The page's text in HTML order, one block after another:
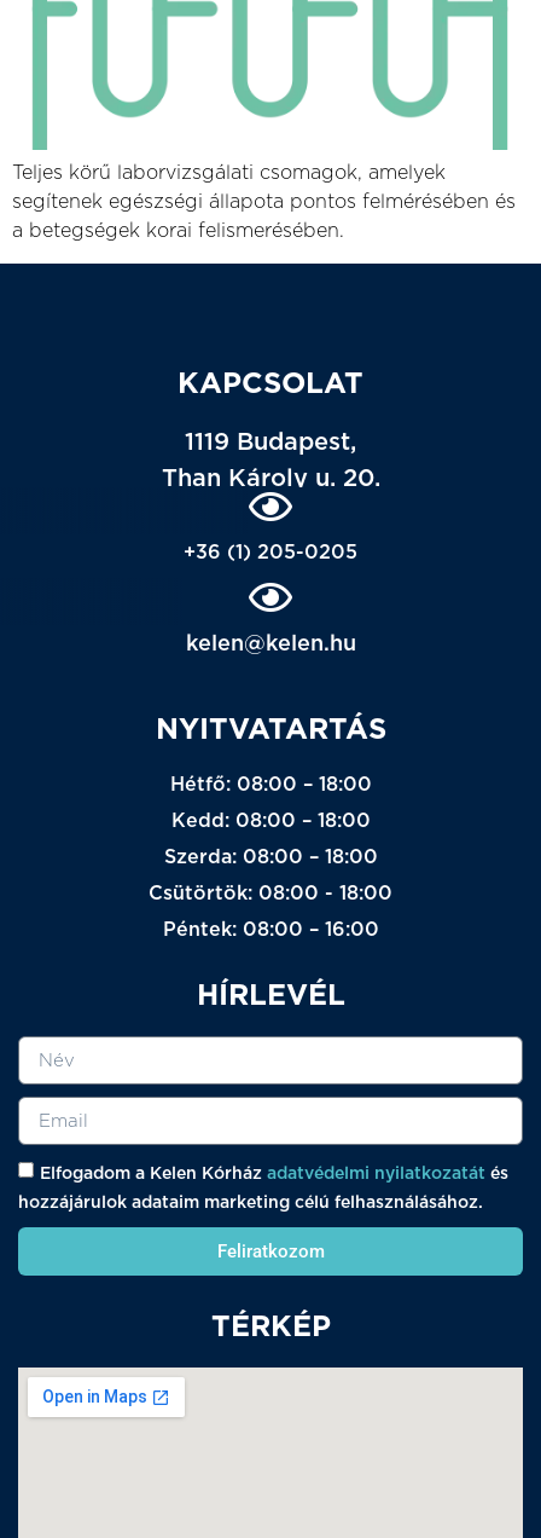
Teljes körű laborvizsgálati csomagok, amelyek
segítenek egészségi állapota pontos felmérésében és
a betegségek korai felismerésében.
KAPCSOLAT
1119 Budapest,
Than Károly u. 20.
+36 (1) 205-0205
kelen@kelen.hu
NYITVATARTÁS
Hétfő: 08:00 – 18:00
Kedd: 08:00 – 18:00
Szerda: 08:00 – 18:00
Csütörtök: 08:00 - 18:00
Péntek: 08:00 – 16:00
HÍRLEVÉL
Elfogadom a Kelen Kórház adatvédelmi nyilatkozatát és
hozzájárulok adataim marketing célú felhasználásához.
Feliratkozom
TÉRKÉP